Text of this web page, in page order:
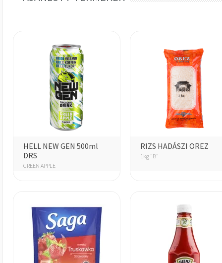
HELL NEW GEN 500ml
DRS
GREEN APPLE
RIZS HADÁSZI OREZ
1kg "B"